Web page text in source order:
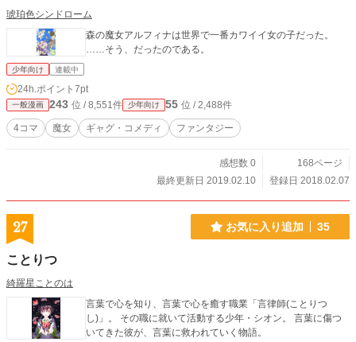
琥珀色シンドローム
森の魔女アルフィナは世界で一番カワイイ女の子だった。
……そう、だったのである。
少年向け 連載中
24h.ポイント 7pt
一般漫画 243 位 / 8,551件 少年向け 55 位 / 2,488件
4コマ 魔女 ギャグ・コメディ ファンタジー
感想数 0
168ページ
最終更新日 2019.02.10
登録日 2018.02.07
27 お気に入り追加 35
ことりつ
綺羅星ことのは
言葉で心を知り、言葉で心を癒す職業「言律師(ことりつ
し)」。 その職に就いて活動する少年・シオン。 言葉に傷つ
いてきた彼が、言葉に救われていく物語。